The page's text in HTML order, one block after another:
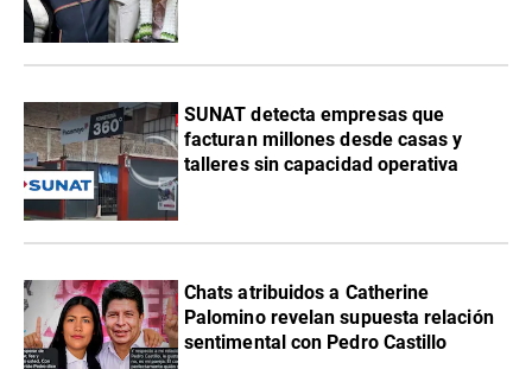
SUNAT detecta empresas que
facturan millones desde casas y
talleres sin capacidad operativa
Chats atribuidos a Catherine
Palomino revelan supuesta relación
sentimental con Pedro Castillo